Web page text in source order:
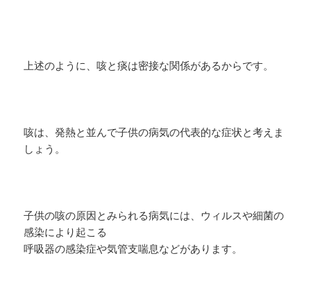
上述のように、咳と痰は密接な関係があるからです。
咳は、発熱と並んで子供の病気の代表的な症状と考えま
しょう。
子供の咳の原因とみられる病気には、ウィルスや細菌の
感染により起こる
呼吸器の感染症や気管支喘息などがあります。